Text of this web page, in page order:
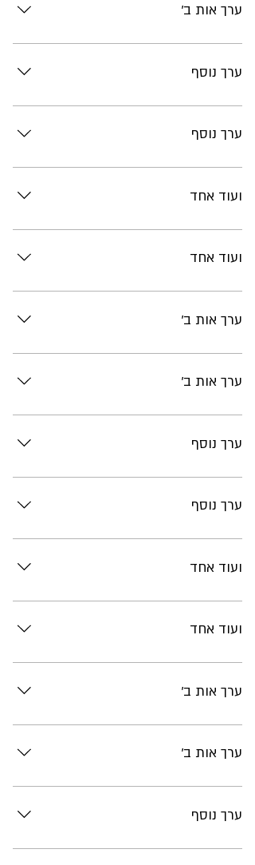
ערך אות ב'
תוכן
ערך נוסף
תוכן
ערך נוסף
תוכן
ועוד אחד
תוכן
ועוד אחד
תוכן
ערך אות ב'
תוכן
ערך אות ב'
תוכן
ערך נוסף
תוכן
ערך נוסף
תוכן
ועוד אחד
תוכן
ועוד אחד
תוכן
ערך אות ב'
תוכן
ערך אות ב'
תוכן
ערך נוסף
תוכן